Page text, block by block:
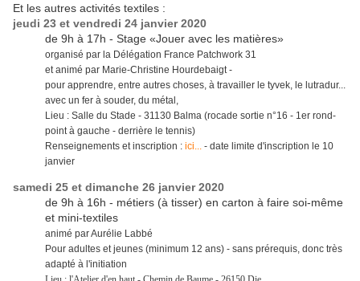
Et les autres activités textiles :
jeudi 23 et vendredi 24 janvier 2020
de 9h à 17h - Stage «Jouer avec les matières»
organisé par la Délégation France Patchwork 31
et animé par Marie-Christine Hourdebaigt -
pour apprendre, entre autres choses, à travailler le tyvek, le lutradur...
avec un fer à souder, du métal,
Lieu : Salle du Stade - 31130 Balma (rocade sortie n°16 - 1er rond-
point à gauche - derrière le tennis)
Renseignements et inscription : ici... - date limite d'inscription le 10
janvier
samedi 25 et dimanche 26 janvier 2020
de 9h à 16h - métiers (à tisser) en carton à faire soi-même
et mini-textiles
animé par Aurélie Labbé
Pour adultes et jeunes (minimum 12 ans) - sans prérequis, donc très
adapté à l'initiation